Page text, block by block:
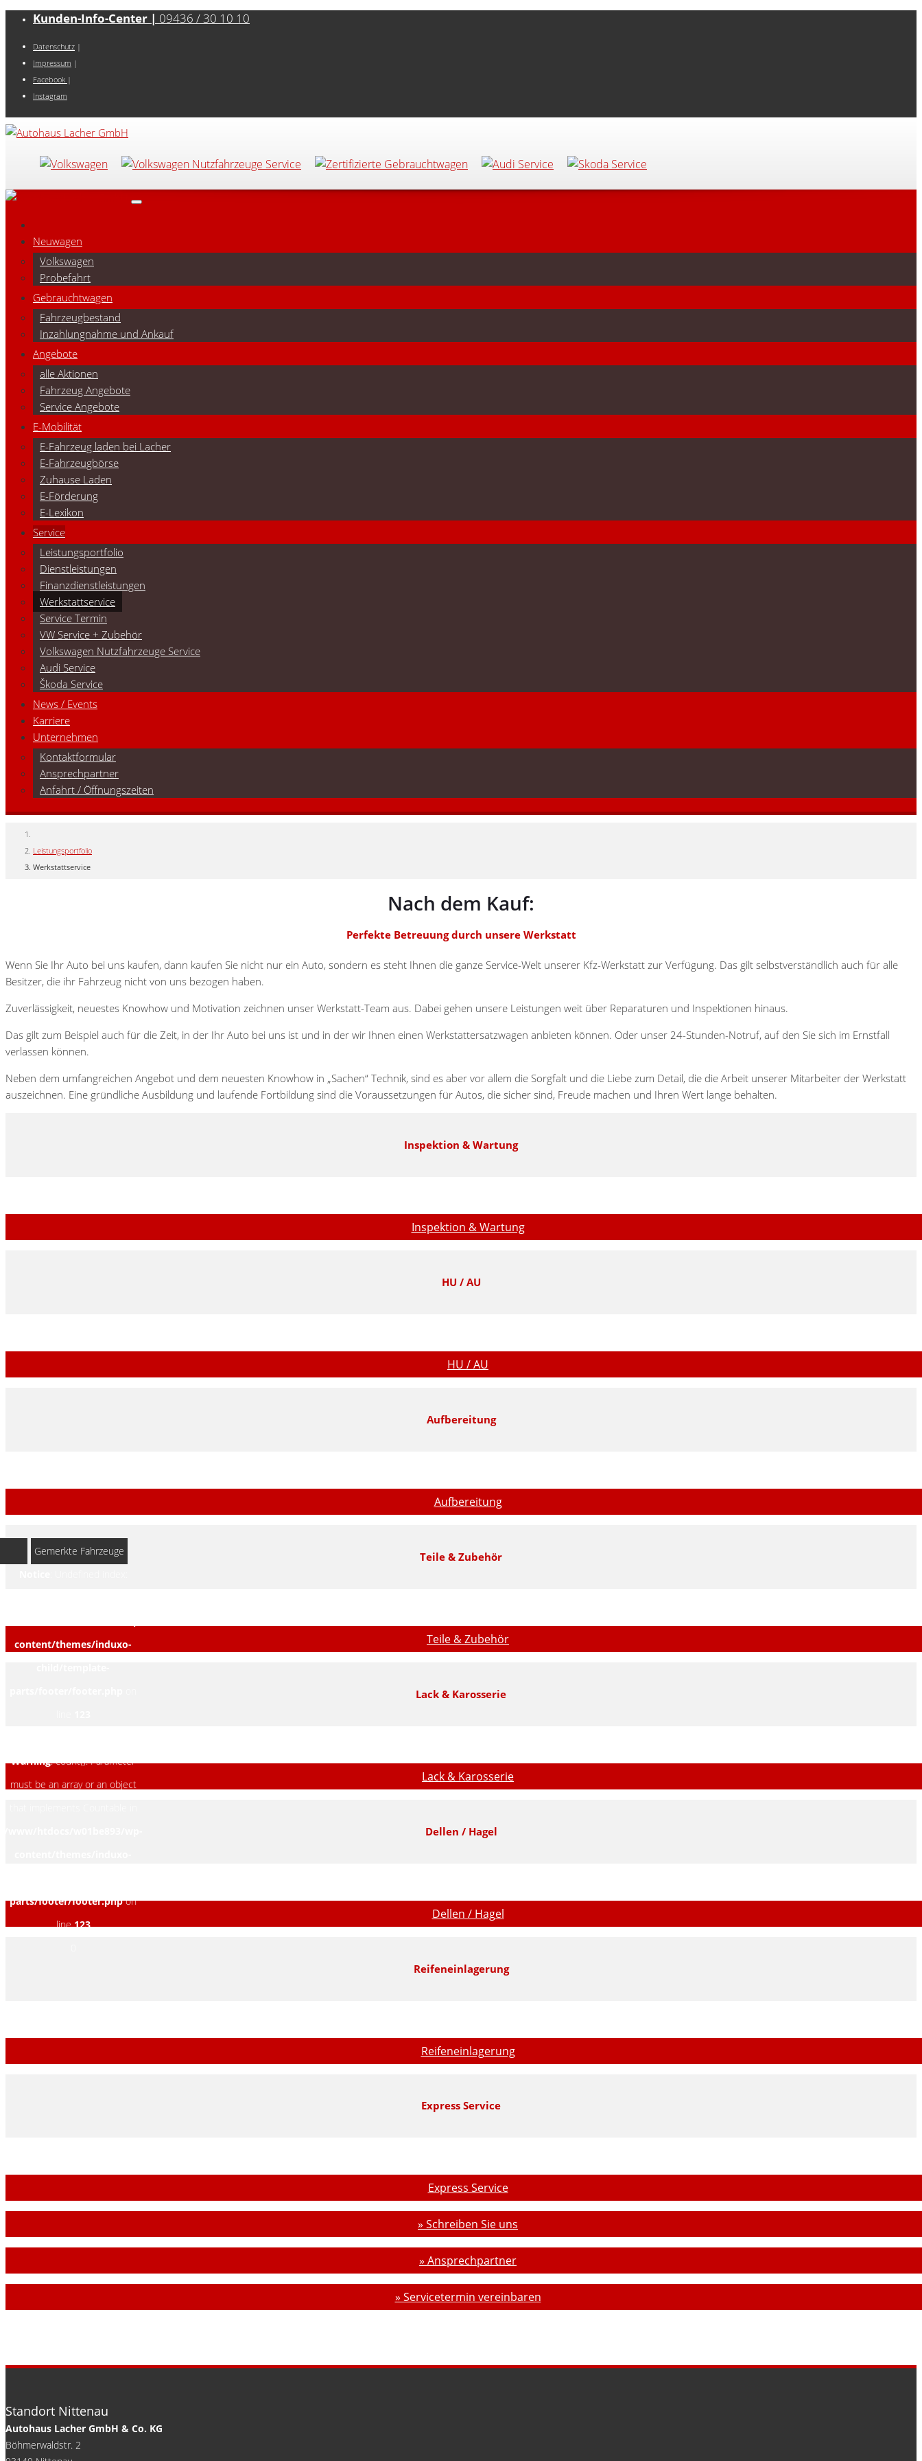
Kunden-Info-Center | 09436 / 30 10 10
Datenschutz |
Impressum |
Facebook |
Instagram
Neuwagen
Volkswagen
Probefahrt
Gebrauchtwagen
Fahrzeugbestand
Inzahlungnahme und Ankauf
Angebote
alle Aktionen
Fahrzeug Angebote
Service Angebote
E-Mobilität
E-Fahrzeug laden bei Lacher
E-Fahrzeugbörse
Zuhause Laden
E-Förderung
E-Lexikon
Service
Leistungsportfolio
Dienstleistungen
Finanzdienstleistungen
Werkstattservice
Service Termin
VW Service + Zubehör
Volkswagen Nutzfahrzeuge Service
Audi Service
Škoda Service
News / Events
Karriere
Unternehmen
Kontaktformular
Ansprechpartner
Anfahrt / Öffnungszeiten
Leistungsportfolio
Werkstattservice
Nach dem Kauf:
Perfekte Betreuung durch unsere Werkstatt
Wenn Sie Ihr Auto bei uns kaufen, dann kaufen Sie nicht nur ein Auto, sondern es steht Ihnen die ganze Service-Welt unserer Kfz-Werkstatt zur Verfügung. Das gilt selbstverständlich auch für alle
Besitzer, die ihr Fahrzeug nicht von uns bezogen haben.
Zuverlässigkeit, neuestes Knowhow und Motivation zeichnen unser Werkstatt-Team aus. Dabei gehen unsere Leistungen weit über Reparaturen und Inspektionen hinaus.
Das gilt zum Beispiel auch für die Zeit, in der Ihr Auto bei uns ist und in der wir Ihnen einen Werkstattersatzwagen anbieten können. Oder unser 24-Stunden-Notruf, auf den Sie sich im Ernstfall
verlassen können.
Neben dem umfangreichen Angebot und dem neuesten Knowhow in „Sachen“ Technik, sind es aber vor allem die Sorgfalt und die Liebe zum Detail, die die Arbeit unserer Mitarbeiter der Werkstatt
auszeichnen. Eine gründliche Ausbildung und laufende Fortbildung sind die Voraussetzungen für Autos, die sicher sind, Freude machen und Ihren Wert lange behalten.
Inspektion & Wartung
Inspektion & Wartung
HU / AU
HU / AU
Aufbereitung
Aufbereitung
Teile & Zubehör
Teile & Zubehör
Lack & Karosserie
Lack & Karosserie
Dellen / Hagel
Dellen / Hagel
Reifeneinlagerung
Reifeneinlagerung
Express Service
Express Service
» Schreiben Sie uns
» Ansprechpartner
» Servicetermin vereinbaren
Standort Nittenau
Autohaus Lacher GmbH & Co. KG
Böhmerwaldstr. 2
content/themes/induxo-
Warning: count(): Parameter
must be an array or an object
parts/footer/footer.phpon
line123
Gemerkte Fahrzeuge